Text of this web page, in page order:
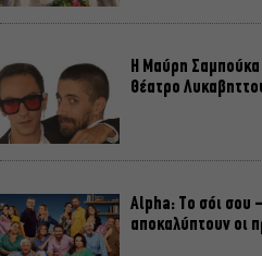
Η Μαύρη Σαμπούκα
Θέατρο
Alpha: Το σόι σου
αποκαλύπτουν οι